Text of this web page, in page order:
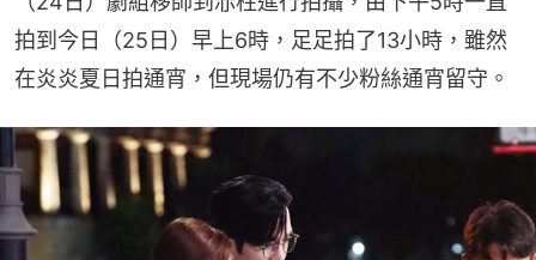
拍到今日（25日）早上6時，足足拍了13小時，雖然
在炎炎夏日拍通宵，但現場仍有不少粉絲通宵留守。